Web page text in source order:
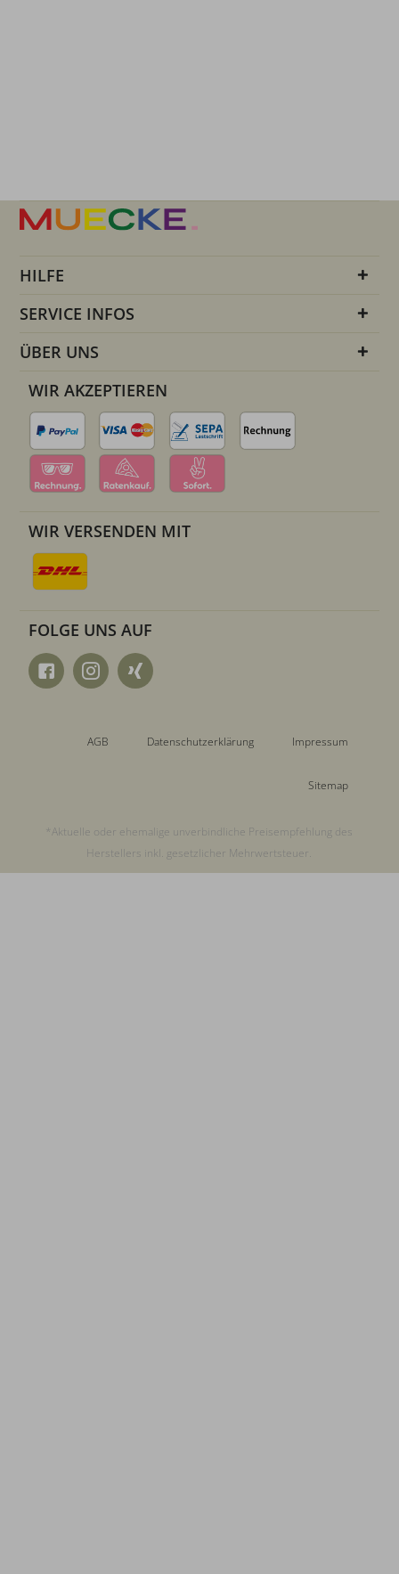
HILFE
SERVICE INFOS
ÜBER UNS
WIR AKZEPTIEREN
WIR VERSENDEN MIT
FOLGE UNS AUF
AGB Datenschutzerklärung Impressum
Sitemap
*Aktuelle oder ehemalige unverbindliche Preisempfehlung des
Herstellers inkl. gesetzlicher Mehrwertsteuer.